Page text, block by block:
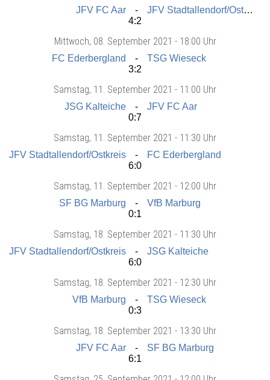
JFV FC Aar
JFV Stadtallendorf/Ostkreis
4:2
Mittwoch, 08. September 2021 - 18:00 Uhr
FC Ederbergland
TSG Wieseck
3:2
Samstag, 11. September 2021 - 11:00 Uhr
JSG Kalteiche
JFV FC Aar
0:7
Samstag, 11. September 2021 - 11:30 Uhr
JFV Stadtallendorf/Ostkreis
FC Ederbergland
6:0
Samstag, 11. September 2021 - 12:00 Uhr
SF BG Marburg
VfB Marburg
0:1
Samstag, 18. September 2021 - 11:30 Uhr
JFV Stadtallendorf/Ostkreis
JSG Kalteiche
6:0
Samstag, 18. September 2021 - 12:30 Uhr
VfB Marburg
TSG Wieseck
0:3
Samstag, 18. September 2021 - 13:30 Uhr
JFV FC Aar
SF BG Marburg
6:1